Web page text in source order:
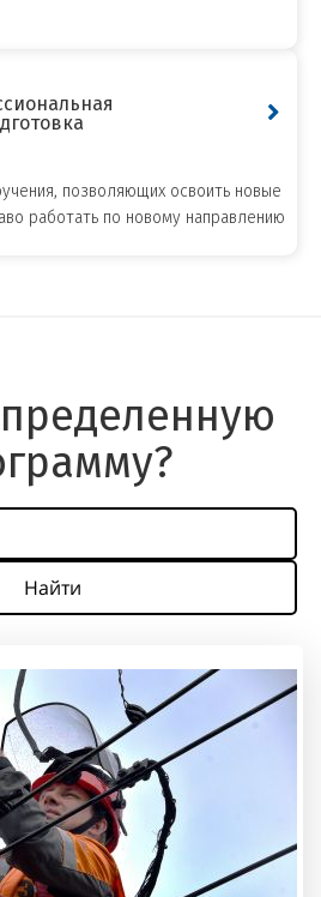
позволяющих освоить новые
работать по новому направлению
Найти